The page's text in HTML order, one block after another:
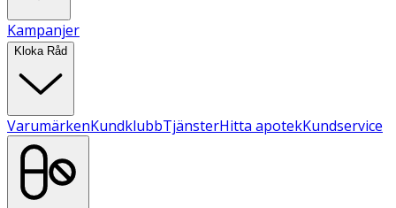
Kampanjer
Kloka Råd
VarumärkenKundklubbTjänsterHitta apotekKundservice